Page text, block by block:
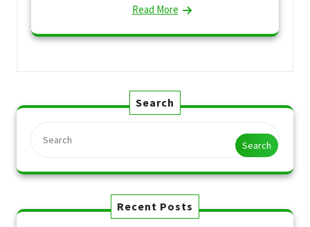
Read More
Search
Search
Recent Posts